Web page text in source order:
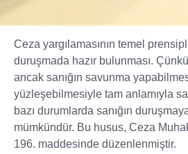
Ceza yargılamasının temel
duruşmada hazır bulunması.
ancak sanığın savunma
yüzleşebilmesiyle tam anlamıyla
bazı durumlarda sanığın
mümkündür. Bu husus, Ceza
196. maddesinde düzenlenmiştir.